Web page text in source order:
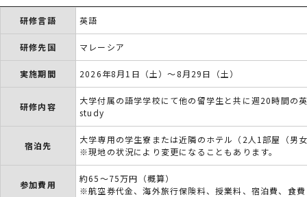
研修言語 英語
研修先国 マレーシア
実施期間 2026年8月1日（土）～8月29日（土）
研修内容
大学付属の語学学校にて他の留学生と共に週20時間
study
宿泊先
大学専用の学生寮または近隣のホテル（2人1部屋（男
※現地の状況により変更になることもあります。
参加費用
約65～75万円（概算）
※航空券代金、海外旅行保険料、授業料、宿泊費、食